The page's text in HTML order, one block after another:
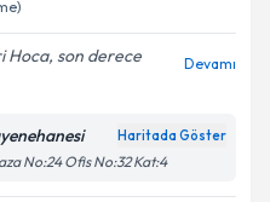
Hoca, son derece
Devamı
Haritada Göster
No:24 Ofis No:32 Kat:4